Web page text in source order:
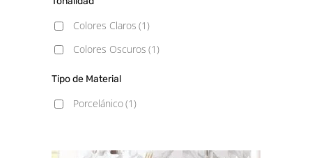
Colores Claros (1)
Colores Oscuros (1)
Tipo de Material
Porcelánico(1)